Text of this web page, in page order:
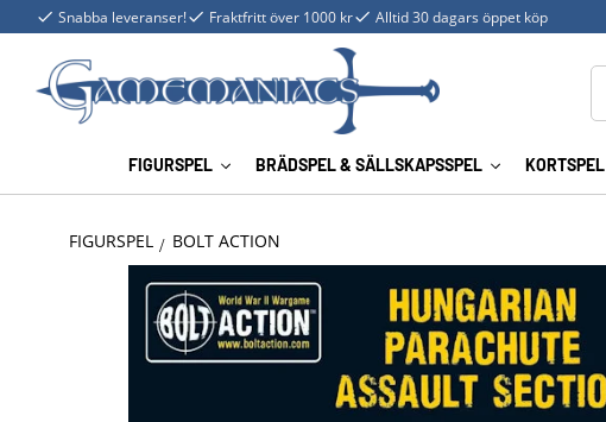
Snabba leveranser! Fraktfritt över 1000 kr Alltid 30 dagars öppet köp
FIGURSPEL BRÄDSPEL & SÄLLSKAPSSPEL KORTSPEL
FIGURSPEL BOLT ACTION